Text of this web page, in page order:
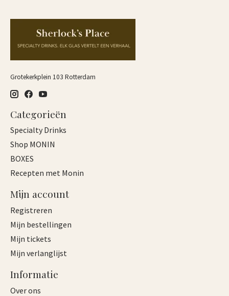
Grotekerkplein 103 Rotterdam
Categorieën
Specialty Drinks
Shop MONIN
BOXES
Recepten met Monin
Mijn account
Registreren
Mijn bestellingen
Mijn tickets
Mijn verlanglijst
Informatie
Over ons